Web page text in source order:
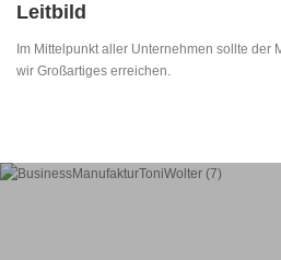
Leitbild
Im Mittelpunkt aller Unternehmen sollte der
wir Großartiges erreichen.